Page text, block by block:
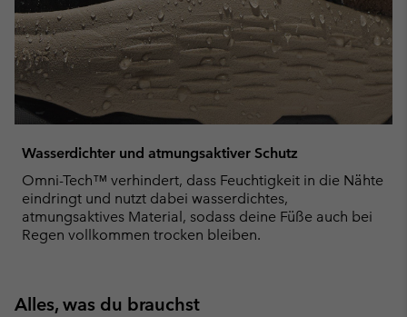
Wasserdichter und atmungsaktiver Schutz
Omni-Tech™ verhindert, dass Feuchtigkeit in die Nähte
eindringt und nutzt dabei wasserdichtes,
atmungsaktives Material, sodass deine Füße auch bei
Regen vollkommen trocken bleiben.
Alles, was du brauchst